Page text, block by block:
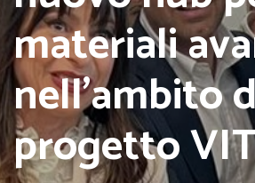
materiali
nell’ambito
progetto